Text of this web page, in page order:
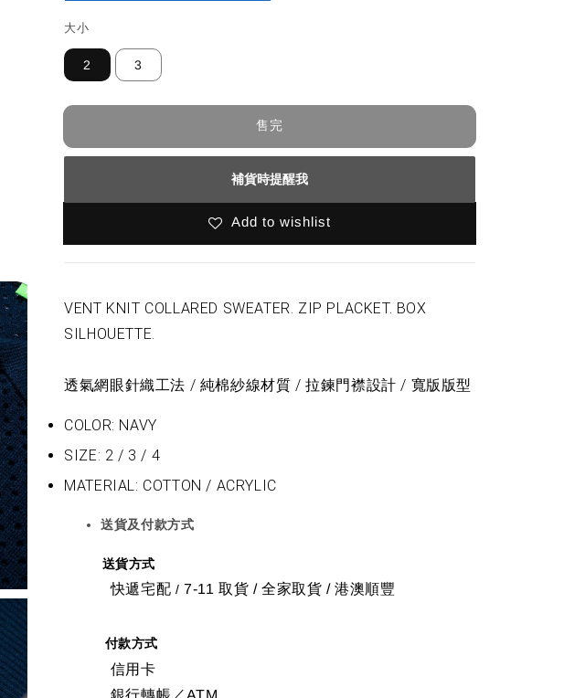
大小
2 3
售完
補貨時提醒我
Add to wishlist
VENT KNIT COLLARED SWEATER. ZIP PLACKET. BOX
SILHOUETTE.
透氣網眼針織工法 / 純棉紗線材質 / 拉鍊門襟設計 / 寬版版型
COLOR: NAVY
SIZE: 2 / 3 / 4
MATERIAL: COTTON / ACRYLIC
送貨及付款方式
送貨方式
快遞宅配 / 7-11 取貨 /全家取貨 / 港澳順豐
付款方式
信用卡
銀行轉帳／ATM